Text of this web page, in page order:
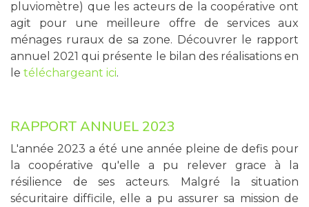
pluviomètre) que les acteurs de la coopérative ont
agit pour une meilleure offre de services aux
ménages ruraux de sa zone. Découvrer le rapport
annuel 2021 qui présente le bilan des réalisations en
le téléchargeant ici.
RAPPORT ANNUEL 2023
L'année 2023 a été une année pleine de defis pour
la coopérative qu'elle a pu relever grace à la
résilience de ses acteurs. Malgré la situation
sécuritaire difficile, elle a pu assurer sa mission de